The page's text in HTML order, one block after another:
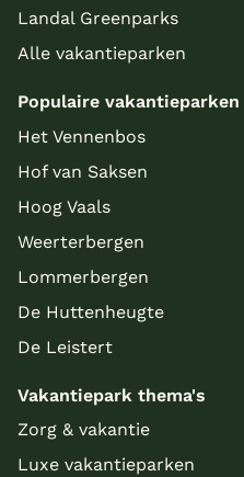
Landal Greenparks
Alle vakantieparken
Populaire vakantieparken
Het Vennenbos
Hof van Saksen
Hoog Vaals
Weerterbergen
Lommerbergen
De Huttenheugte
De Leistert
Vakantiepark thema's
Zorg & vakantie
Luxe vakantieparken